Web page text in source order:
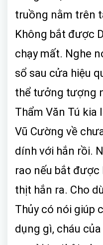
truồng nằm trên
Không bắt được
chạy mất. Nghe
sổ sau cửa hiệu
thể tưởng tượng
Thẩm Văn Tú kia
Vũ Cường về
dính với hắn rồi.
rao nếu bắt được
thịt hắn ra. Cho
Thủy có nói giúp
dụng gì, cháu